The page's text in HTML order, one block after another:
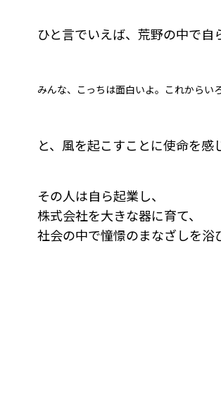
ひと言でいえば、荒野の中で自
みんな、こっちは面白いよ。これからい
と、風を起こすことに使命を感
その人は自ら起業し、
株式会社を大きな器に育て、
社会の中で憧憬のまなざしを浴